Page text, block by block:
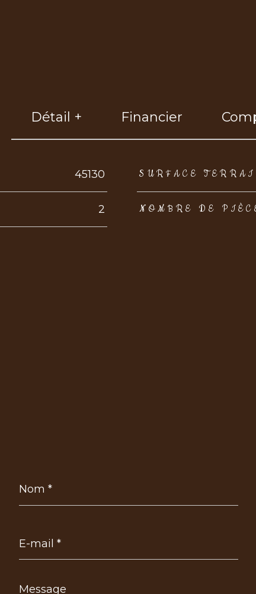
Détail + Financier
45130 SURFACE
2 NOMBRE DE
*
mail
*
Message